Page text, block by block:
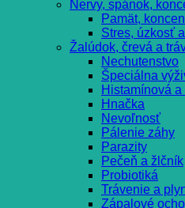
Nervy, spánok,
Pamät,
Stres, úzkosť
Žalúdok, črevá a
Nechutenstvo
Špeciálna
Histamínová
Hnačka
Nevoľnosť
Pálenie záhy
Parazity
Pečeň a žlčník
Probiotiká
Trávenie a
Zápalové